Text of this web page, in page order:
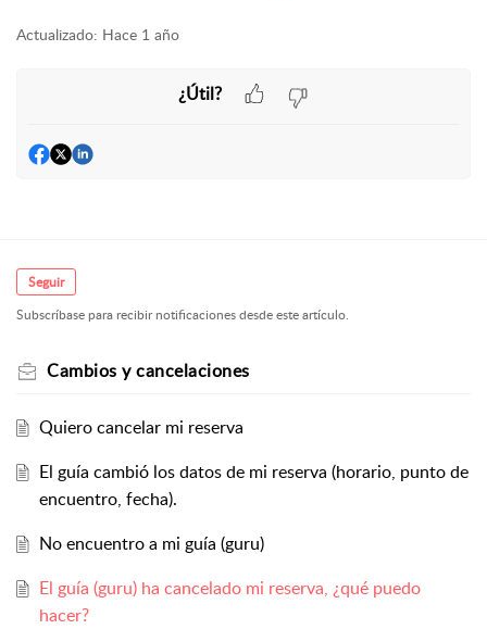
Actualizado: Hace 1 año
¿Útil?
Seguir
Subscríbase para recibir notificaciones desde este artículo.
Cambios y cancelaciones
Quiero cancelar mi reserva
El guía cambió los datos de mi reserva (horario, punto de
encuentro, fecha).
No encuentro a mi guía (guru)
El guía (guru) ha cancelado mi reserva, ¿qué puedo
hacer?